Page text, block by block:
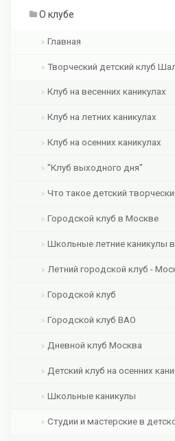
О клубе
Главная
Творческий детский клуб
Клуб на весенних каникулах
Клуб на летних каникулах
Клуб на осенних каникулах
"Клуб выходного дня"
Что такое детский
Городской клуб в Москве
Школьные летние каникулы
Летний городской клуб -
Городской клуб
Городской клуб ВАО
Дневной клуб Москва
Детский клуб на осенних
Школьные каникулы
Студии и мастерские в